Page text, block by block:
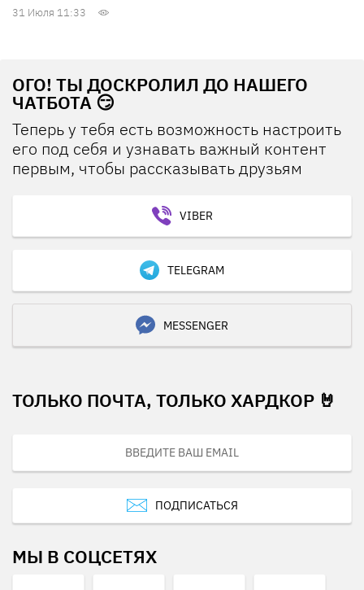
31 Июля 11:33
ОГО! ТЫ ДОСКРОЛИЛ ДО НАШЕГО
ЧАТБОТА 😏
Теперь у тебя есть возможность настроить
его под себя и узнавать важный контент
первым, чтобы рассказывать друзьям
VIBER
TELEGRAM
MESSENGER
ТОЛЬКО ПОЧТА, ТОЛЬКО ХАРДКОР 🤘
ПОДПИСАТЬСЯ
МЫ В СОЦСЕТЯХ